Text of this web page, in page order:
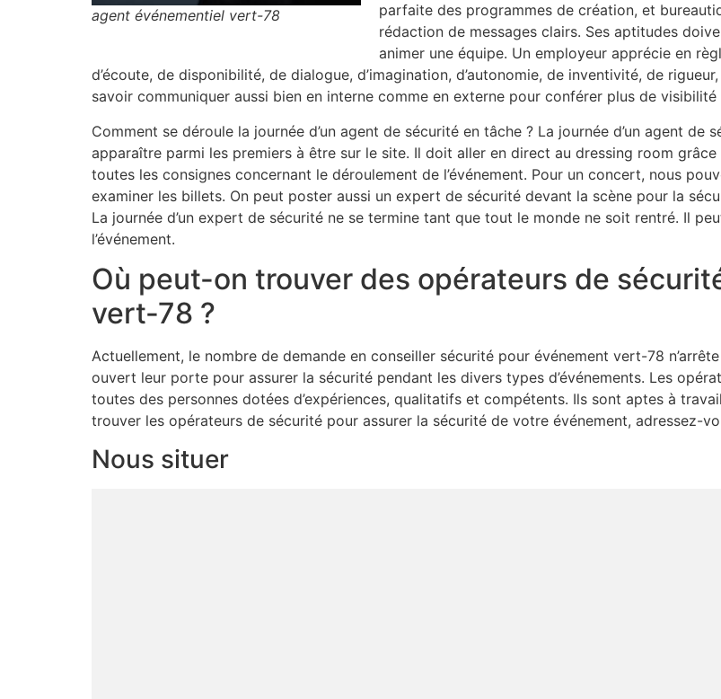
agent événementiel vert-78
parfaite des programmes de création, et
rédaction de messages clairs. Ses aptitudes
animer une équipe. Un employeur apprécie en
d’écoute, de disponibilité, de dialogue, d’imagination, d’autonomie, de inventivité, de
savoir communiquer aussi bien en interne comme en externe pour conférer plus de
Comment se déroule la journée d’un agent de sécurité en tâche ? La journée d’un agent
apparaître parmi les premiers à être sur le site. Il doit aller en direct au dressing room
toutes les consignes concernant le déroulement de l’événement. Pour un concert, nous
examiner les billets. On peut poster aussi un expert de sécurité devant la scène pour la
La journée d’un expert de sécurité ne se termine tant que tout le monde ne soit rentré. Il
l’événement.
Où peut-on trouver des opérateurs de
vert-78 ?
Actuellement, le nombre de demande en conseiller sécurité pour événement vert-78
ouvert leur porte pour assurer la sécurité pendant les divers types d’événements. Les
toutes des personnes dotées d’expériences, qualitatifs et compétents. Ils sont aptes à
trouver les opérateurs de sécurité pour assurer la sécurité de votre événement, adressez-
Nous situer